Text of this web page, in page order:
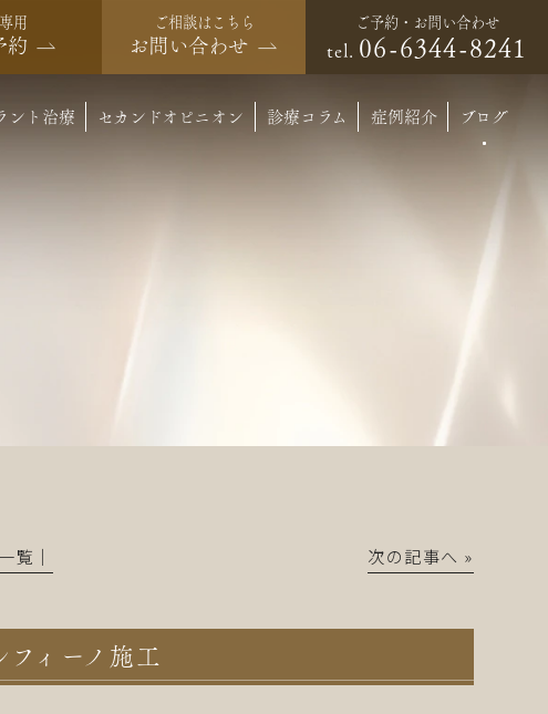
用
約
ご相談はこちら
お問い合わせ
ご予約・お問い合わせ
tel. 06-6344-8241
ント治療 セカンドオピニオン 診療コラム 症例紹介 ブログ
覧│ 次の記事へ »
ィーノ施工